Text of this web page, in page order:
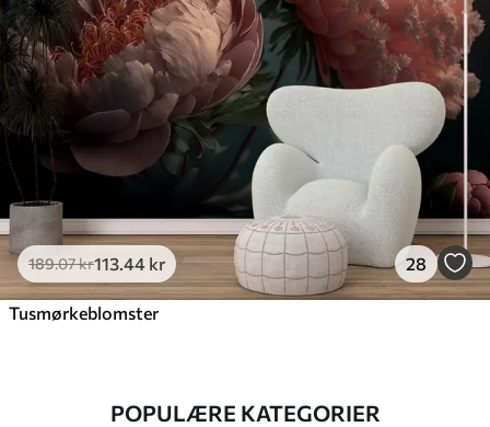
189.07kr113 .44 kr 28
Tusmørkeblomster
POPULÆRE KATEGORIER